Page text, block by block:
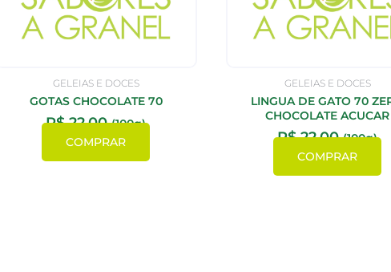
GELEIAS E DOCES
GOTAS CHOCOLATE 70
R$22,00 (100g)
COMPRAR
GELEIAS E DOCES
LINGUA DE GATO 70
CHOCOLATE ACUCAR
R$22,00 (100g)
COMPRAR